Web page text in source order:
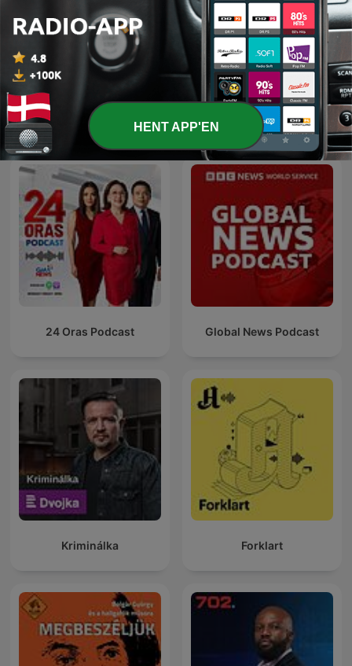
Stjerner og striber
Det billige skidt med Holm
og Klein
Internationale Nyheder-podcasts
24 Oras Podcast Global News Podcast
Kriminálka Forklart
HENT APP'EN